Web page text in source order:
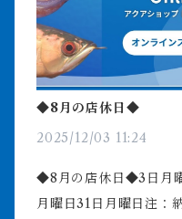
◆8月の店休日◆
2025/12/03 11:24
◆8月の店休日◆3日月
月曜日31日月曜日注：